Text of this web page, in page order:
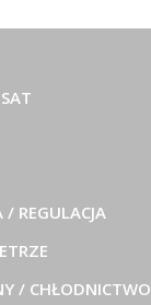
REGULACJA
/ CHŁODNICTWO